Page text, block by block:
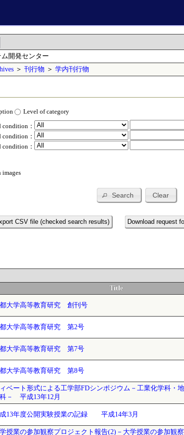
開発センター
＞ 刊行物 ＞ 学内刊行物
Level of category
condition：
condition：
condition：
images
Search Clear
CSV file (checked search results) Download request
Title
大学高等教育研究 創刊号
大学高等教育研究 第2号
大学高等教育研究 第7号
大学高等教育研究 第8号
ベート形式による工学部FDシンポジウム－工業化学科・
－ 平成13年12月
13年度公開実験授業の記録 平成14年3月
授業の参加観察プロジェクト報告(2)－大学授業の参加